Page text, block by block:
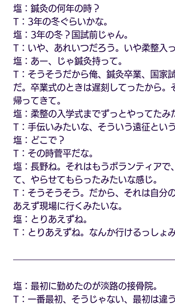
塩：鍼灸の何年の時？
T：3年の冬ぐらいかな。
塩：3年の冬？国試前じゃん。
T：いや、あれいつだろう。いや柔整入
塩：あー、じゃ鍼灸持って。
T：そうそうだから俺、鍼灸卒業、国家
だ。卒業式のときは遅刻してったから
帰ってきて。
塩：柔整の入学式までずっとやってたみ
T：手伝いみたいな、そういう遠征とい
塩：どこで？
T：その時菅平だな。
塩：長野ね。それはもうボランティア
て、やらせてもらったみたいな感じ。
T：そうそうそう。だから、それは自分
あえず現場に行くみたいな。
塩：とりあえずね。
T：とりあえずね。なんか行けるっしょ
塩：最初に勤めたのが淡路の接骨院。
T：一番最初、そうじゃない、最初は違